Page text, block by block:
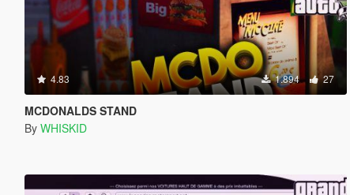
4.83 1.894 27
MCDONALDS STAND
By WHISKID